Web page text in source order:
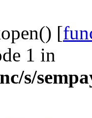
[
1 in
s/